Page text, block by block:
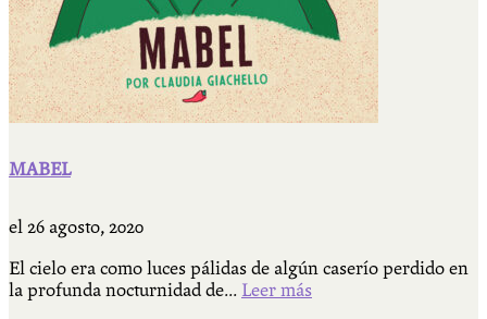
MABEL
el 26 agosto, 2020
El cielo era como luces pálidas de algún caserío perdido en
la profunda nocturnidad de... Leer más